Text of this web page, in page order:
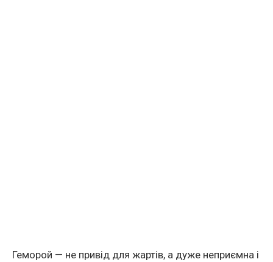
Геморой — не привід для жартів, а дуже неприємна і